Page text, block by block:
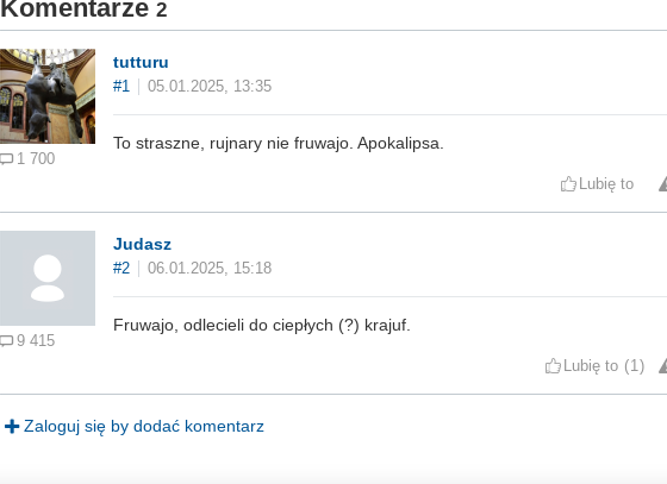
Komentarze 2
1 700
tutturu
#1 05.01.2025, 13:35
To straszne, rujnary nie fruwajo. Apokalipsa.
Lubię to
9 415
Judasz
#2 06.01.2025, 15:18
Fruwajo, odlecieli do ciepłych (?) krajuf.
Lubię to 1
Zaloguj się by dodać komentarz